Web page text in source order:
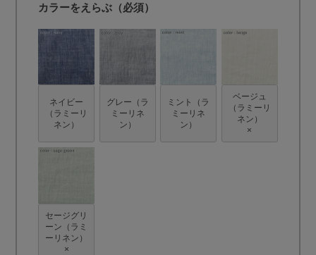
カラーをえらぶ（必須）
ネイビー
（ラミーリ
ネン）
グレー（ラ
ミーリネ
ン）
ミント（ラ
ミーリネ
ン）
ベージュ
（ラミーリ
ネン）
×
セージグリ
ーン（ラミ
ーリネン）
×